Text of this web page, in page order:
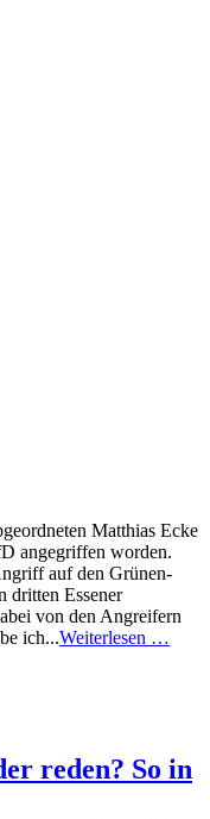
Matthias Ecke
angegriffen worden.
auf den Grünen-
dritten Essener
von den Angreifern
ich...Weiterlesen …
reden? So in